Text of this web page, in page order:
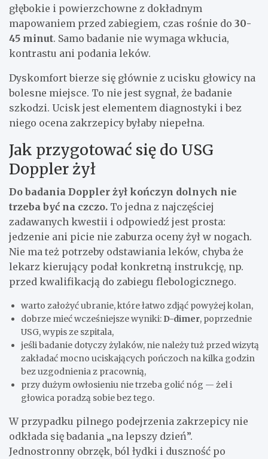
głębokie i powierzchowne z dokładnym
mapowaniem przed zabiegiem, czas rośnie do 30-
45 minut. Samo badanie nie wymaga wkłucia,
kontrastu ani podania leków.
Dyskomfort bierze się głównie z ucisku głowicy na
bolesne miejsce. To nie jest sygnał, że badanie
szkodzi. Ucisk jest elementem diagnostyki i bez
niego ocena zakrzepicy byłaby niepełna.
Jak przygotować się do USG
Doppler żył
Do badania Doppler żył kończyn dolnych nie
trzeba być na czczo. To jedna z najczęściej
zadawanych kwestii i odpowiedź jest prosta:
jedzenie ani picie nie zaburza oceny żył w nogach.
Nie ma też potrzeby odstawiania leków, chyba że
lekarz kierujący podał konkretną instrukcję, np.
przed kwalifikacją do zabiegu flebologicznego.
warto założyć ubranie, które łatwo zdjąć powyżej kolan,
dobrze mieć wcześniejsze wyniki: D-dimer, poprzednie
USG, wypis ze szpitala,
jeśli badanie dotyczy żylaków, nie należy tuż przed wizytą
zakładać mocno uciskających pończoch na kilka godzin
bez uzgodnienia z pracownią,
przy dużym owłosieniu nie trzeba golić nóg — żel i
głowica poradzą sobie bez tego.
W przypadku pilnego podejrzenia zakrzepicy nie
odkłada się badania „na lepszy dzień”.
Jednostronny obrzęk, ból łydki i duszność po